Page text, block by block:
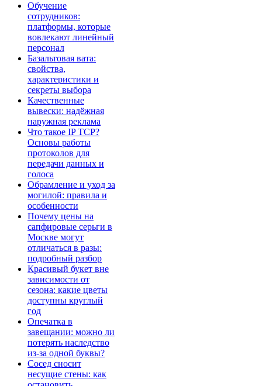
Обучение
сотрудников:
платформы, которые
вовлекают линейный
персонал
Базальтовая вата:
свойства,
характеристики и
секреты выбора
Качественные
вывески: надёжная
наружная реклама
Что такое IP TCP?
Основы работы
протоколов для
передачи данных и
голоса
Обрамление и уход за
могилой: правила и
особенности
Почему цены на
сапфировые серьги в
Москве могут
отличаться в разы:
подробный разбор
Красивый букет вне
зависимости от
сезона: какие цветы
доступны круглый
год
Опечатка в
завещании: можно ли
потерять наследство
из-за одной буквы?
Сосед сносит
несущие стены: как